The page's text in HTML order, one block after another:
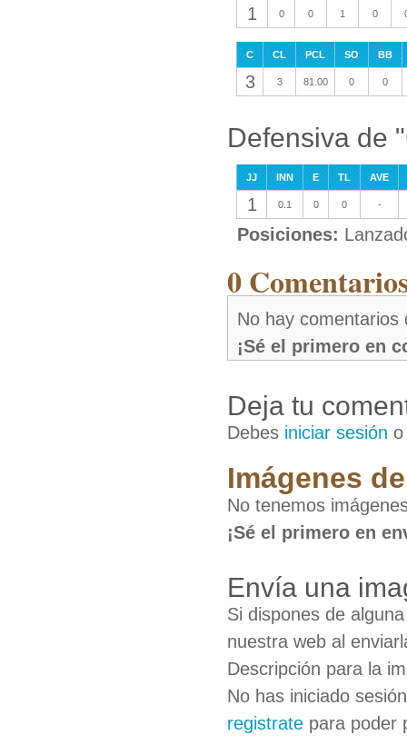
1 0 0 1 0
C CL PCL SO BB
3 3 81.00 0 0
Defensiva de
JJ INN E TL AVE
1 0.1 0 0 -
Posiciones:
0
No hay comentarios
¡Sé el primero en
Deja tu
Debes iniciar sesión
Imágenes
No tenemos
¡Sé el primero en
Envía una
Si dispones de
nuestra web al
Descripción para la
No has iniciado
registrate para poder